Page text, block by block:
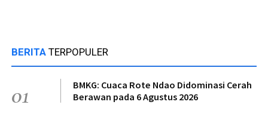
BERITA TERPOPULER
01
BMKG: Cuaca Rote Ndao Didominasi Cerah
Berawan pada 6 Agustus 2026